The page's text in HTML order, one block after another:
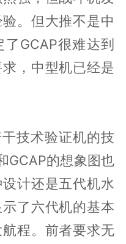
。但大推不是中
GCAP很难达到
，中型机已经是
技术验证机的技
GCAP的想象图也
计还是五代机水
了六代机的基本
程。前者要求无